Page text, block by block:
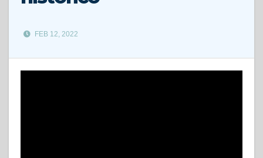
FEB 12, 2022